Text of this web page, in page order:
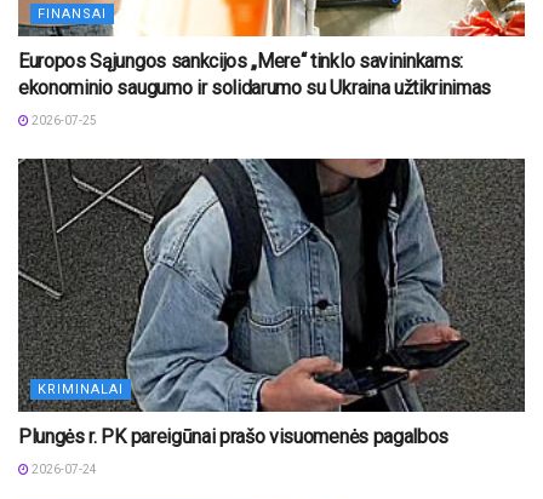
FINANSAI
Europos Sąjungos sankcijos „Mere“ tinklo savininkams:
ekonominio saugumo ir solidarumo su Ukraina užtikrinimas
2026-07-25
KRIMINALAI
Plungės r. PK pareigūnai prašo visuomenės pagalbos
2026-07-24